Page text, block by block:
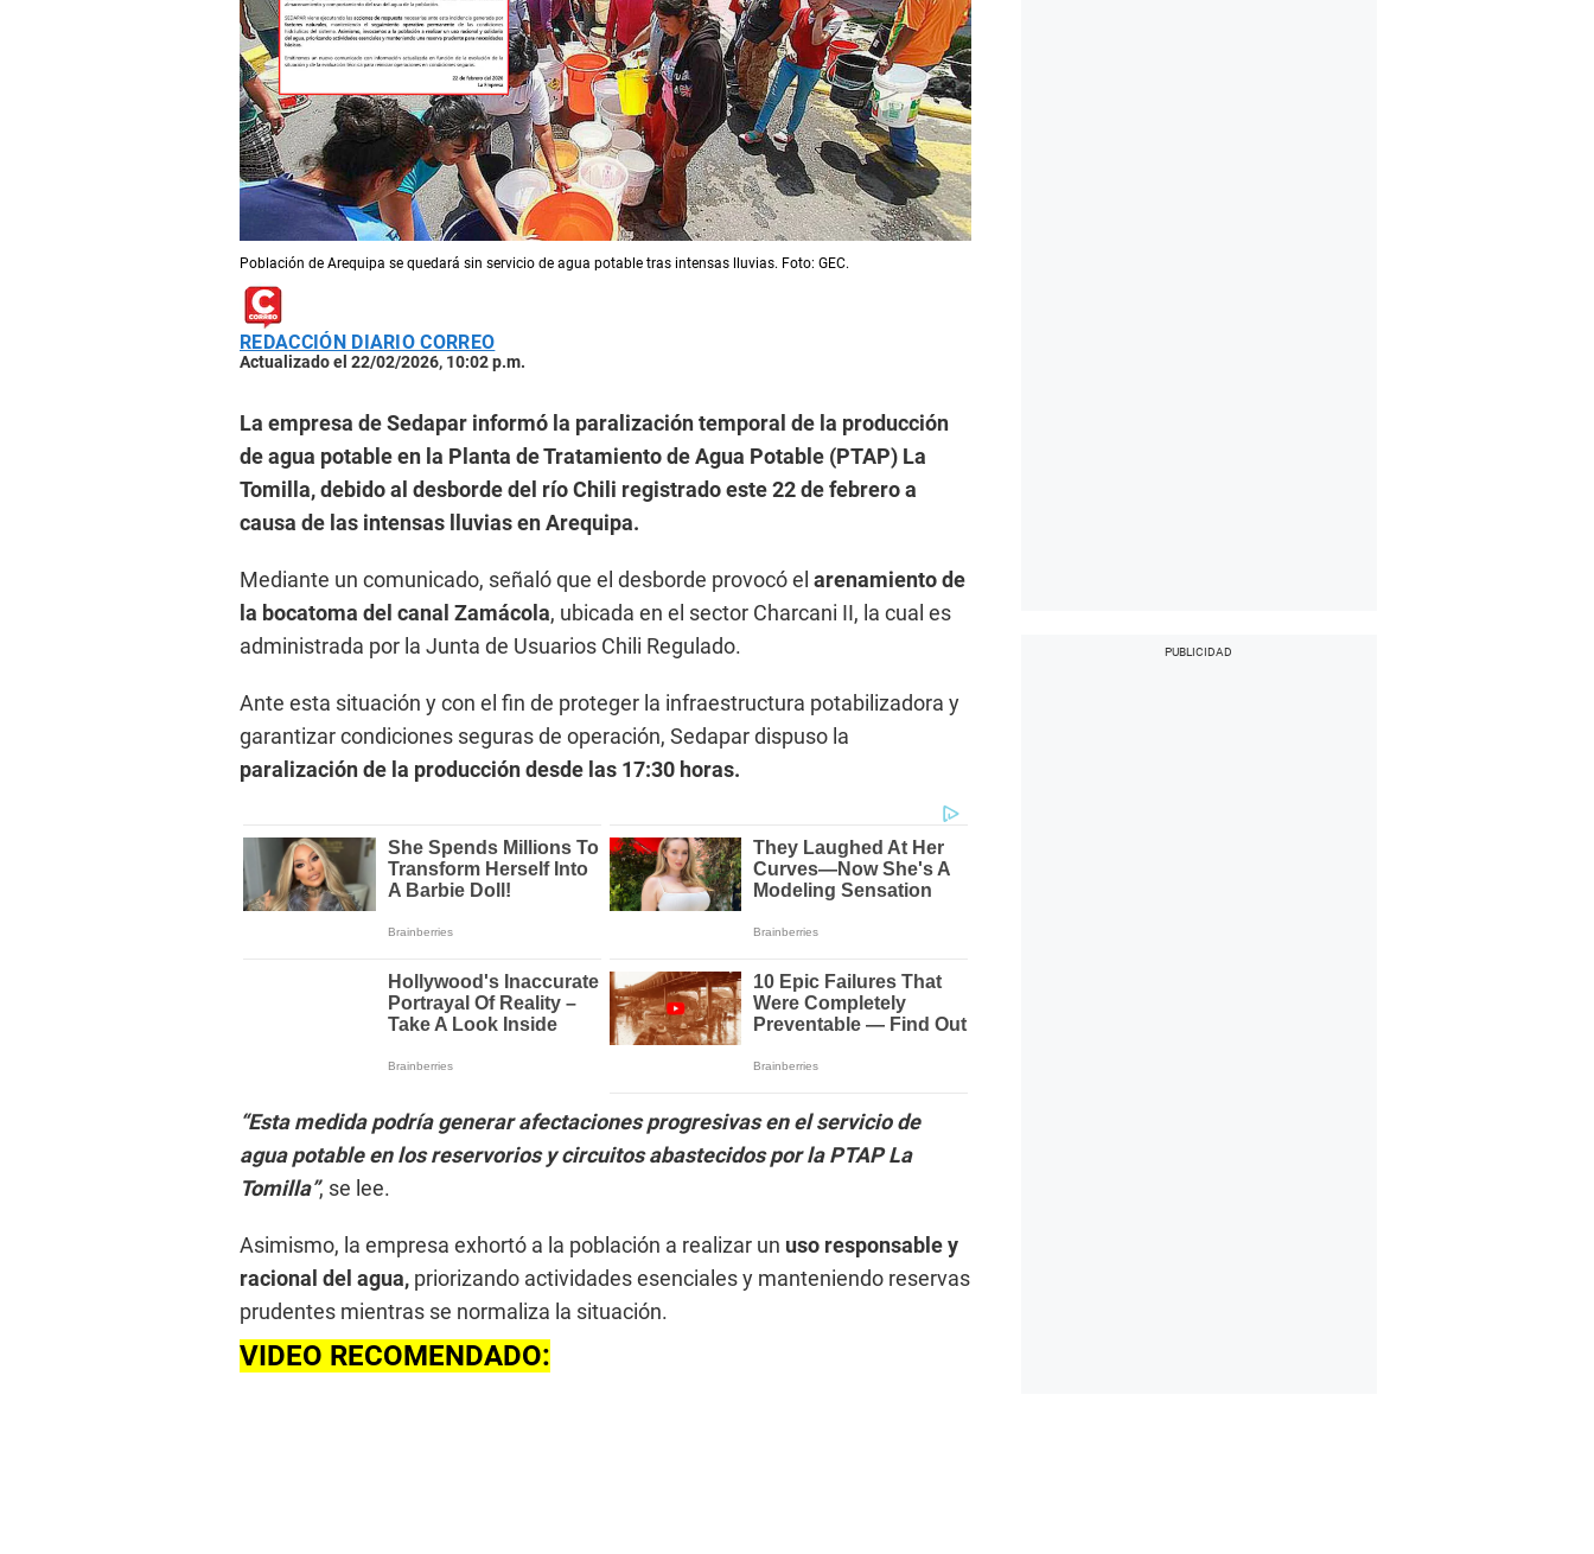
Población de Arequipa se quedará sin servicio de agua potable tras intensas lluvias. Foto: GEC.
REDACCIÓN DIARIO CORREO
Actualizado el 22/02/2026, 10:02 p.m.
La empresa de Sedapar informó la paralización temporal de la producción
de agua potable en la Planta de Tratamiento de Agua Potable (PTAP) La
Tomilla, debido al desborde del río Chili registrado este 22 de febrero a
causa de las intensas lluvias en Arequipa.
Mediante un comunicado, señaló que el desborde provocó el arenamiento de
la bocatoma del canal Zamácola, ubicada en el sector Charcani II, la cual es
administrada por la Junta de Usuarios Chili Regulado.
Ante esta situación y con el fin de proteger la infraestructura potabilizadora y
garantizar condiciones seguras de operación, Sedapar dispuso la
paralización de la producción desde las 17:30 horas.
“Esta medida podría generar afectaciones progresivas en el servicio de
agua potable en los reservorios y circuitos abastecidos por la PTAP La
Tomilla”, se lee.
Asimismo, la empresa exhortó a la población a realizar un uso responsable y
racional del agua, priorizando actividades esenciales y manteniendo reservas
prudentes mientras se normaliza la situación.
VIDEO RECOMENDADO: